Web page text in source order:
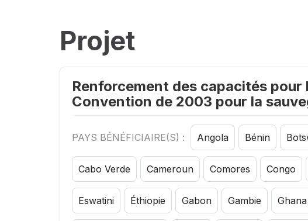
Projet
Renforcement des capacités
Convention de 2003 pour la
PAYS BÉNÉFICIAIRE(S) : Angola Bénin
Cabo Verde Cameroun Comores Congo
Eswatini Éthiopie Gabon Gambie Ghana